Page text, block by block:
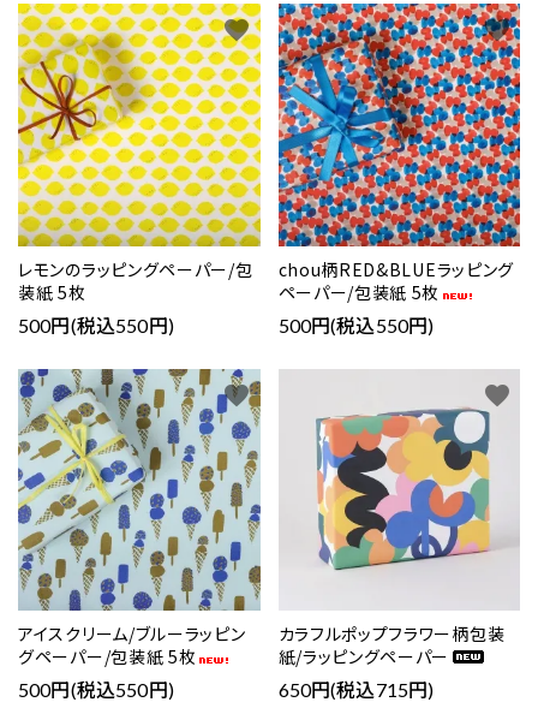
レモンのラッピングペーパー/包
装紙 5枚
500円(税込550円)
favorite
chou柄RED&BLUEラッピング
ペーパー/包装紙 5枚
500円(税込550円)
favorite
アイスクリーム/ブルーラッピン
グペーパー/包装紙 5枚
500円(税込550円)
favorite
カラフルポップフラワー柄包装
紙/ラッピングペーパー
650円(税込715円)
favorite